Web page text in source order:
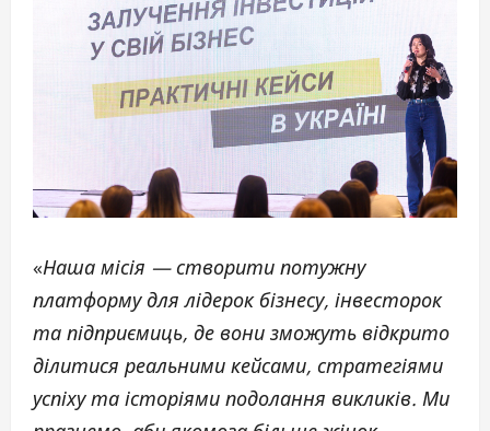
«Наша місія — створити потужну
платформу для лідерок бізнесу, інвесторок
та підприємиць, де вони зможуть відкрито
ділитися реальними кейсами, стратегіями
успіху та історіями подолання викликів. Ми